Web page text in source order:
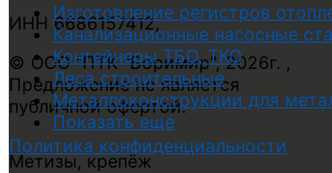
Изготовление регистров
Канализационные насосные
Контейнеры ТБО, ТКО
Леса строительные
Металлоконструкции для
Показать еще
Метизы, крепёж
ИНН 6686157412,
© ООО "ПТК "Боримир", 2026г. ,
Предложение не является
публичной офертой.
Политика конфиденциальности